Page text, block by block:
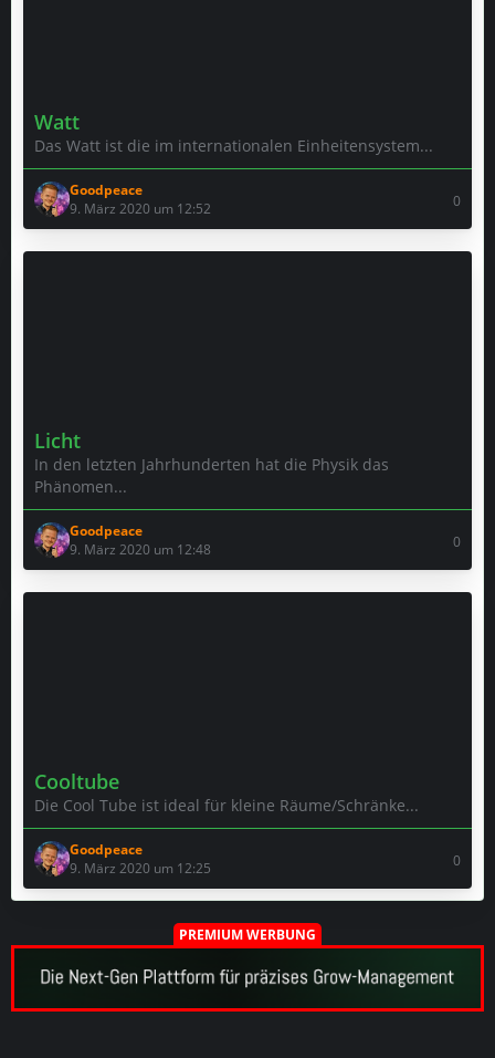
Watt
Das Watt ist die im internationalen Einheitensystem...
Goodpeace
9. März 2020 um 12:52
0
Licht
In den letzten Jahrhunderten hat die Physik das
Phänomen...
Goodpeace
9. März 2020 um 12:48
0
Cooltube
Die Cool Tube ist ideal für kleine Räume/Schränke...
Goodpeace
9. März 2020 um 12:25
0
PREMIUM WERBUNG